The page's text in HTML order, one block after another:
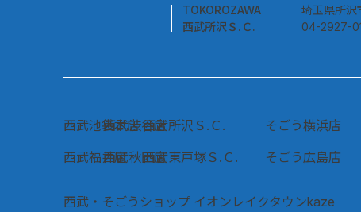
TOKOROZAWA
西武所沢Ｓ.Ｃ.
埼玉県所沢
04-2927-
西武池袋本店
西武渋谷店
西武東戸塚Ｓ.Ｃ.
西武所沢Ｓ.Ｃ.
西武福井店西武秋田店
そごう横浜店
そごう広島店
西武・そごうショップ イオンレイクタウンkaze